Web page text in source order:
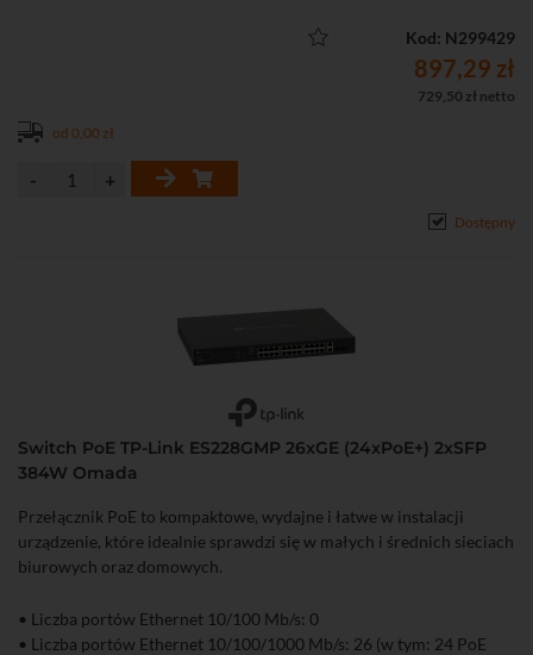
Kod: N299429
897,29 zł
729,50 zł netto
od 0,00 zł
Dostępny
Switch PoE TP-Link ES228GMP 26xGE (24xPoE+) 2xSFP
384W Omada
Przełącznik PoE to kompaktowe, wydajne i łatwe w instalacji
urządzenie, które idealnie sprawdzi się w małych i średnich sieciach
biurowych oraz domowych.
• Liczba portów Ethernet 10/100 Mb/s: 0
• Liczba portów Ethernet 10/100/1000 Mb/s: 26 (w tym: 24 PoE